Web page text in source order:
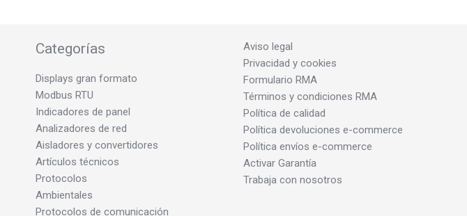
Categorías
Displays gran formato
Modbus RTU
Indicadores de panel
Analizadores de red
Aisladores y convertidores
Artículos técnicos
Protocolos
Ambientales
Protocolos de comunicación
Aviso legal
Privacidad y cookies
Formulario RMA
Términos y condiciones RMA
Política de calidad
Política devoluciones e-commerce
Política envíos e-commerce
Activar Garantía
Trabaja con nosotros